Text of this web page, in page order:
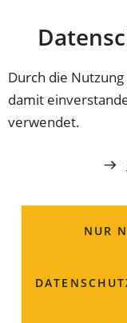
Durch die
damit
verwendet.
NUR
INHALT
Coburg
AMT FÜR